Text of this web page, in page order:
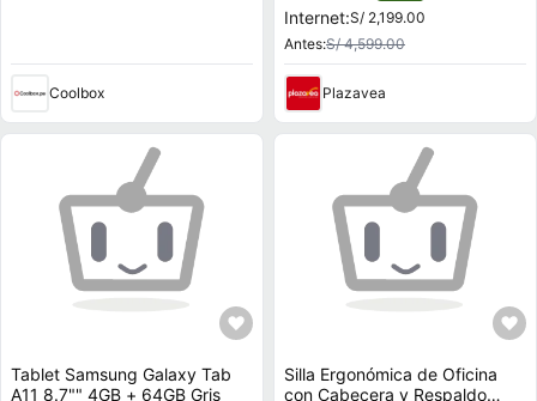
Coolbox
Internet:S/ 2,199.00
Antes:S/ 4,599.00
Plazavea
Tablet Samsung Galaxy Tab
A11 8.7"" 4GB + 64GB Gris
Silla Ergonómica de Oficina
con Cabecera y Respaldo